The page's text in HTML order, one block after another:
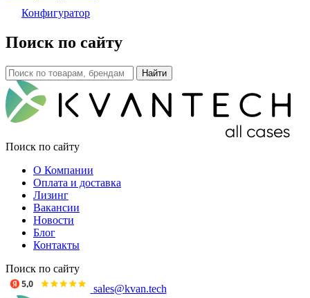
Конфигуратор
Поиск по сайту
Поиск по сайту
О Компании
Оплата и доставка
Лизинг
Вакансии
Новости
Блог
Контакты
Поиск по сайту
sales@kvan.tech